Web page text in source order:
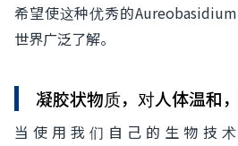
希望使这种优秀的
世界广泛了解。
凝胶状物质，对人体温和
当使用我们自己的生物技